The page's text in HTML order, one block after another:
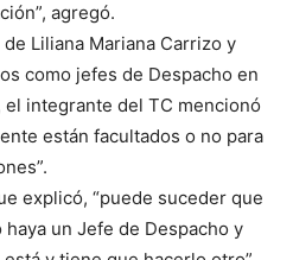
agregó.
Liliana Mariana Carrizo y
como jefes de Despacho en
integrante del TC mencionó
están facultados o no para
explicó, “puede suceder que
un Jefe de Despacho y